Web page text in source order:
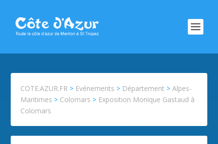
COTE.AZUR.FR > Evénements > Département >Alpes-
Maritimes > Colomars > Exposition Monique Gastaud à
Colomars